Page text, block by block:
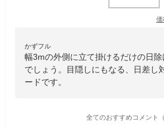
価
かずフル
幅3mの外側に立て掛けるだけの日
でしょう。目隠しにもなる、日差し
ードです。
全てのおすすめコメント（